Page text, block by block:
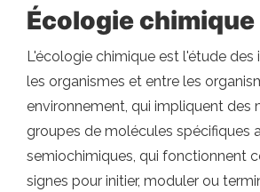
Écologie chimique
L'écologie chimique est l'étude des
les organismes et entre les
environnement, qui impliquent des
groupes de molécules spécifiques
semiochimiques, qui fonctionnent
signes pour initier, moduler ou